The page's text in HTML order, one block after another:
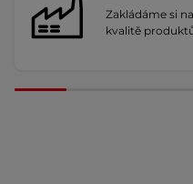
Zakládáme si
kvalitě